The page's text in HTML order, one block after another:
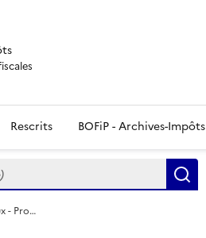
Rescrits BOFiP - Archives-Impôts
- Pro…